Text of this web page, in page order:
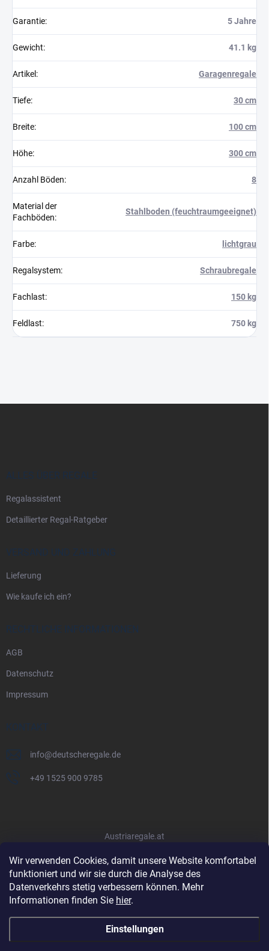
Wir verwenden Cookies, damit unsere Website komfortabel
funktioniert und wir sie durch die Analyse des
Datenverkehrs stetig verbessern können. Mehr
Informationen finden Sie hier.
Einstellungen
Garantie: 5 Jahre
Gewicht: 41.1 kg
Artikel : Garagenregale
Tiefe: 30 cm
Breite: 100 cm
Höhe: 300 cm
Anzahl Böden: 8
Material der
Fachböden:
Stahlboden (feuchtraumgeeignet)
Farbe: lichtgrau
Regalsystem: Schraubregale
Fachlast: 150 kg
Feldlast: 750 kg
ALLES ÜBER REGALE
Regalassistent
Detaillierter Regal-Ratgeber
VERSAND UND ZAHLUNG
Lieferung
Wie kaufe ich ein?
RECHTLICHE INFORMATIONEN
AGB
Datenschutz
Impressum
KONTAKT
info@deutscheregale.de
+49 1525 900 9785
Austriaregale.at